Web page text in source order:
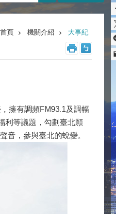
首頁 機關介紹 大事紀
擁有調頻FM93.1及調幅
利等議題，勾劃臺北願
音，參與臺北的蛻變。